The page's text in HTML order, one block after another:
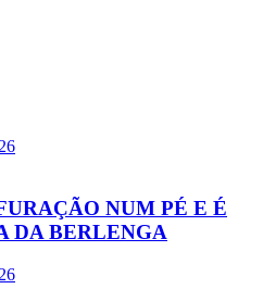
NUM PÉ E É
DA BERLENGA